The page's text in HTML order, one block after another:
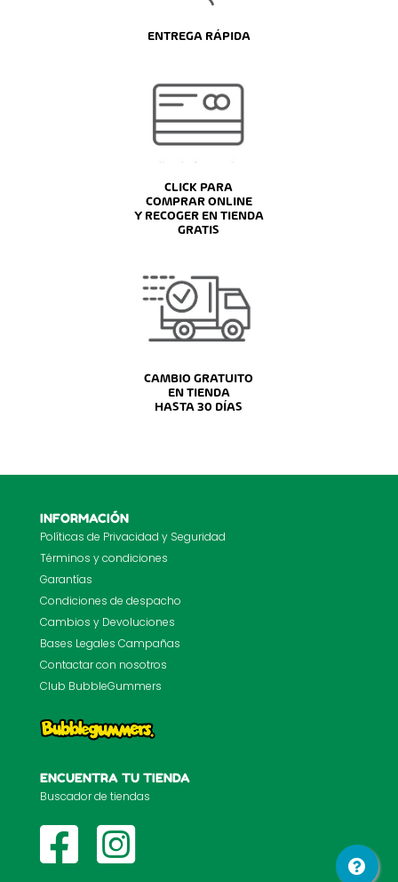
ENTREGA RÁPIDA
CLICK PARA
COMPRAR ONLINE
Y RECOGER EN TIENDA
GRATIS
CAMBIO GRATUITO
EN TIENDA
HASTA 30 DÍAS
INFORMACIÓN
Políticas de Privacidad y Seguridad
Términos y condiciones
Garantías
Condiciones de despacho
Cambios y Devoluciones
Bases Legales Campañas
Contactar con nosotros
Club BubbleGummers
ENCUENTRA TU TIENDA
Buscador de tiendas